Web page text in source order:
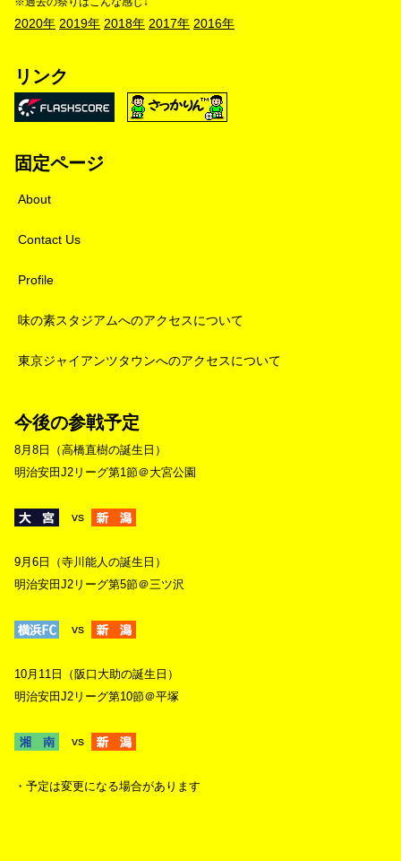
2020年 2019年 2018年 2017年 2016年
リンク
固定ページ
About
Contact Us
Profile
味の素スタジアムへのアクセスについて
東京ジャイアンツタウンへのアクセスについて
今後の参戦予定
8月8日（高橋直樹の誕生日）
明治安田J2リーグ第1節＠大宮公園
vs
9月6日（寺川能人の誕生日）
明治安田J2リーグ第5節＠三ツ沢
vs
10月11日（阪口大助の誕生日）
明治安田J2リーグ第10節＠平塚
vs
・予定は変更になる場合があります